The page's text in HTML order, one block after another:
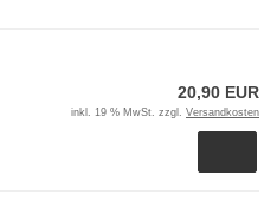
20,90 EUR
inkl. 19 % MwSt. zzgl. Versandkosten